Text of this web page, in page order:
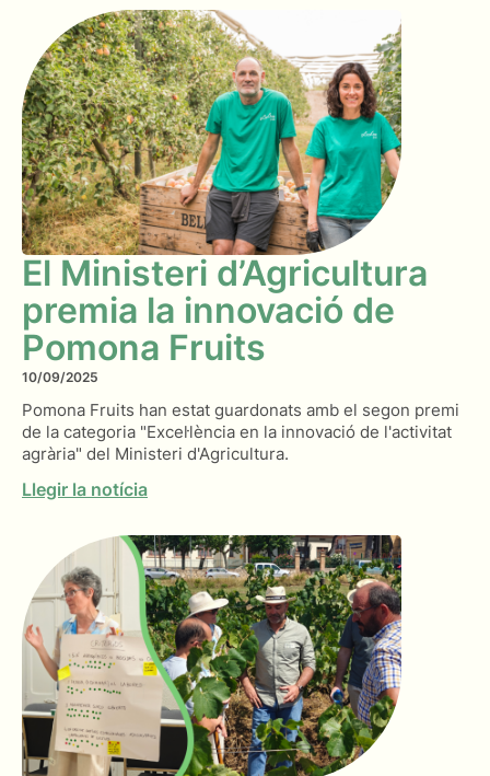
El Ministeri d’Agricultura
premia la innovació de
Pomona Fruits
10/09/2025
Pomona Fruits han estat guardonats amb el segon premi
de la categoria "Excel·lència en la innovació de l'activitat
agrària" del Ministeri d'Agricultura.
Llegir la notícia